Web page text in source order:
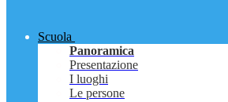
Scuola
Panoramica
Presentazione
I luoghi
Le persone